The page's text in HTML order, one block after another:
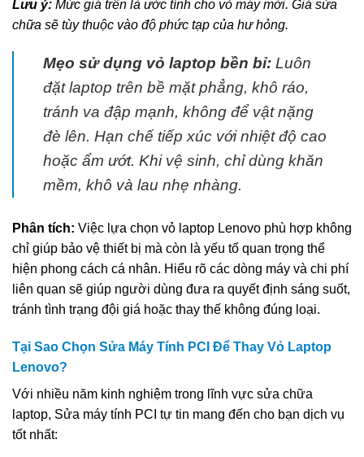
Lưu ý: Mức giá trên là ước tính cho vỏ máy mới. Giá sửa
chữa sẽ tùy thuộc vào độ phức tạp của hư hỏng.
Mẹo sử dụng vỏ laptop bền bỉ: Luôn
đặt laptop trên bề mặt phẳng, khô ráo,
tránh va đập mạnh, không để vật nặng
đè lên. Hạn chế tiếp xúc với nhiệt độ cao
hoặc ẩm ướt. Khi vệ sinh, chỉ dùng khăn
mềm, khô và lau nhẹ nhàng.
Phân tích: Việc lựa chọn vỏ laptop Lenovo phù hợp không
chỉ giúp bảo vệ thiết bị mà còn là yếu tố quan trọng thể
hiện phong cách cá nhân. Hiểu rõ các dòng máy và chi phí
liên quan sẽ giúp người dùng đưa ra quyết định sáng suốt,
tránh tình trạng đội giá hoặc thay thế không đúng loại.
Tại Sao Chọn Sửa Máy Tính PCI Để Thay Vỏ Laptop
Lenovo?
Với nhiều năm kinh nghiệm trong lĩnh vực sửa chữa
laptop, Sửa máy tính PCI tự tin mang đến cho bạn dịch vụ
tốt nhất: